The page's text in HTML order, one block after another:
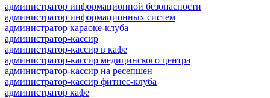
администратор информационной безопасности
администратор информационных систем
администратор караоке-клуба
администратор-кассир
администратор-кассир в кафе
администратор-кассир медицинского центра
администратор-кассир на ресепшен
администратор-кассир фитнес-клуба
администратор кафе